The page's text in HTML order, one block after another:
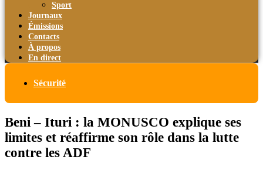
Sport
Journaux
Émissions
Contacts
À propos
En direct
Sécurité
Beni – Ituri : la MONUSCO explique ses
limites et réaffirme son rôle dans la lutte
contre les ADF